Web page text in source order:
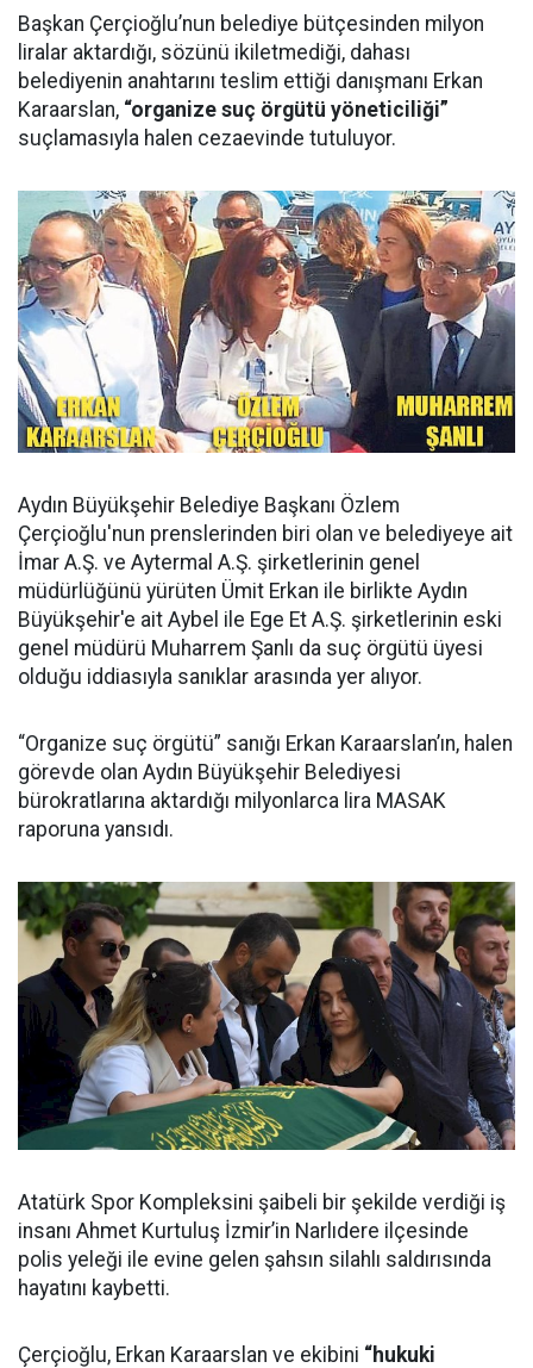
Başkan Çerçioğlu’nun belediye bütçesinden milyon
liralar aktardığı, sözünü ikiletmediği, dahası
belediyenin anahtarını teslim ettiği danışmanı Erkan
Karaarslan, “organize suç örgütü yöneticiliği”
suçlamasıyla halen cezaevinde tutuluyor.
Aydın Büyükşehir Belediye Başkanı Özlem
Çerçioğlu'nun prenslerinden biri olan ve belediyeye ait
İmar A.Ş. ve Aytermal A.Ş. şirketlerinin genel
müdürlüğünü yürüten Ümit Erkan ile birlikte Aydın
Büyükşehir'e ait Aybel ile Ege Et A.Ş. şirketlerinin eski
genel müdürü Muharrem Şanlı da suç örgütü üyesi
olduğu iddiasıyla sanıklar arasında yer alıyor.
“Organize suç örgütü” sanığı Erkan Karaarslan’ın, halen
görevde olan Aydın Büyükşehir Belediyesi
bürokratlarına aktardığı milyonlarca lira MASAK
raporuna yansıdı.
Atatürk Spor Kompleksini şaibeli bir şekilde verdiği iş
insanı Ahmet Kurtuluş İzmir’in Narlıdere ilçesinde
polis yeleği ile evine gelen şahsın silahlı saldırısında
hayatını kaybetti.
Çerçioğlu, Erkan Karaarslan ve ekibini “hukuki